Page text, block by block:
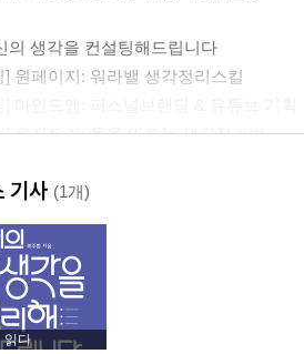
의 생각을 컨설팅해드립니다
] 원페이지: 워라밸 생각정리스킬
] 로직트리: 돈을 만드는 생각정리법
사명선언문: 삶의 의미를 발견하는 방법
] 만다라트: 비즈니스 모델 만들고 발표
의 아이디어를 정리해드립니다
센트는 마인드맵을 쓰고 있다
사람들이 마인드맵을 쓰는 방법
기사 (1개)
읽다